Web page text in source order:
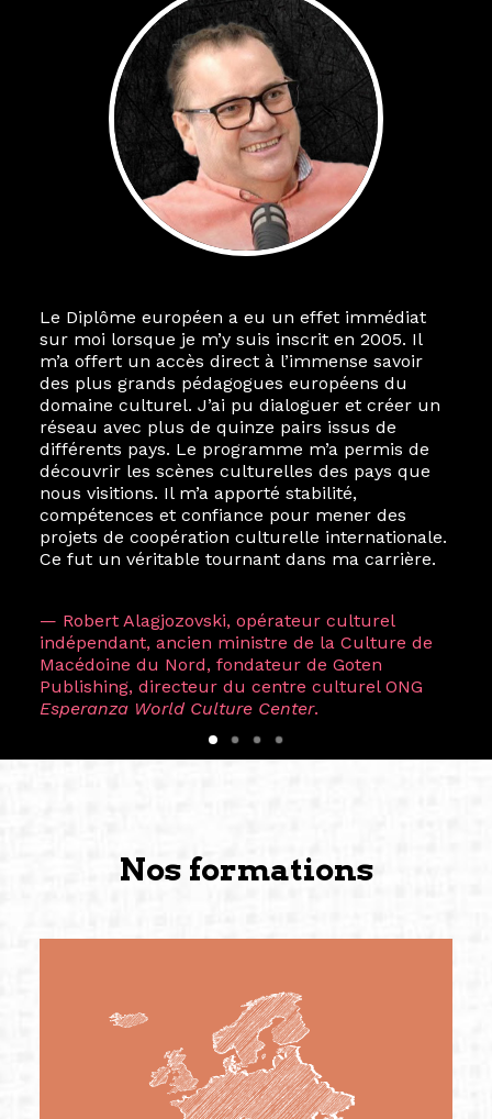
Le Diplôme européen a eu un effet immédiat
sur moi lorsque je m’y suis inscrit en 2005. Il
m’a offert un accès direct à l’immense savoir
des plus grands pédagogues européens du
domaine culturel. J’ai pu dialoguer et créer un
réseau avec plus de quinze pairs issus de
différents pays. Le programme m’a permis de
découvrir les scènes culturelles des pays que
nous visitions. Il m’a apporté stabilité,
compétences et confiance pour mener des
projets de coopération culturelle internationale.
Ce fut un véritable tournant dans ma carrière.
— Robert Alagjozovski, opérateur culturel
indépendant, ancien ministre de la Culture de
Macédoine du Nord, fondateur de Goten
Publishing, directeur du centre culturel ONG
Esperanza World Culture Center.
Nos formations